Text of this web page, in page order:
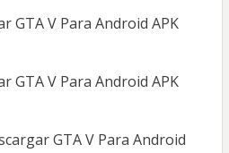
GTA V Para Android APK
GTA V Para Android APK
GTA V Para Android